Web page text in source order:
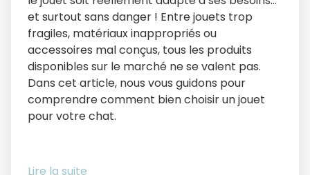
et surtout sans danger ! Entre jouets trop
fragiles, matériaux inappropriés ou
accessoires mal conçus, tous les produits
disponibles sur le marché ne se valent pas.
Dans cet article, nous vous guidons pour
comprendre comment bien choisir un jouet
pour votre chat.
Lire la suite